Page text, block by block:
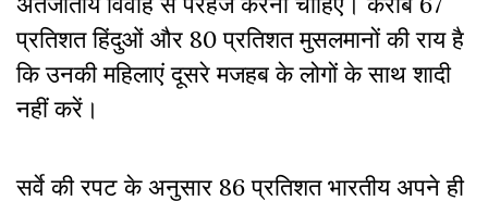
प्रतिशत हिंदुओं और 80 प्रतिशत मुसलमानों की राय है
कि उनकी महिलाएं दूसरे मजहब के लोगों के साथ शादी
नहीं करें।
सर्वे की रपट के अनुसार 86 प्रतिशत भारतीय अपने ही